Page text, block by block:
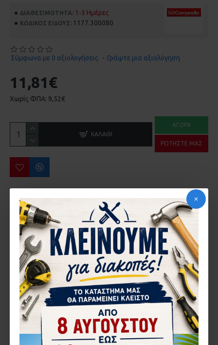
ΔΙΑΘΕΣΙΜΌΤΗΤΑ: 1-3 Ημέρες
ΚΩΔΙΚΌΣ ΕΊΔΟΥΣ: 1177.300080
Σύμφωνα με 0 αξιολογήσεις. - Γράψτε μια αξιολόγηση
11,81€
Χωρίς ΦΠΑ: 9,52€
ΚΑΛΆΘΙ
ΑΓΟΡΆ
ΡΩΤΉΣΤΕ ΜΑΣ
ΠΕΡΙΣΣΌΤΕΡΑ ΑΠΌ ΤΗΝ ΙΔΙΑ ΜΆΡΚΑ
ΑΝΤΙΚΡΥΣΜΑ ΚΛΕΙΔΑΡΙΑΣ COMUNELLO 215 ΣΥΡΟΜΕΝΗΣ ΚΑΓΚΕΛΟΠΟΡΤΑΣ
2,87€ 32,62€
ΠΕΡΙΓΡΑ΄ΦΉ
ΡΟΔΑ Φ80 ΜΕ ΒΙΔΑ 330/80V
COMUNELLO
ΑΞΙΟΛΟΓΉΣΕΙΣ